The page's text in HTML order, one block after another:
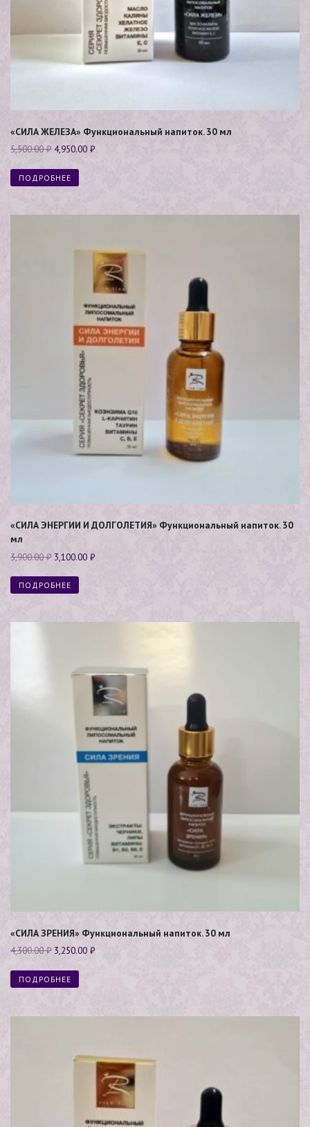
«СИЛА ЖЕЛЕЗА» Функциональный напиток. 30 мл
5,500.00₽ 4,950.00 ₽
ПОДРОБНЕЕ
«СИЛА ЭНЕРГИИ И ДОЛГОЛЕТИЯ» Функциональный напиток. 30
мл
3,900.00₽ 3,100.00 ₽
ПОДРОБНЕЕ
«СИЛА ЗРЕНИЯ» Функциональный напиток. 30 мл
4,300.00₽ 3,250.00 ₽
ПОДРОБНЕЕ